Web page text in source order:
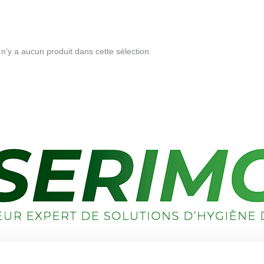
n'y a aucun produit dans cette sélection